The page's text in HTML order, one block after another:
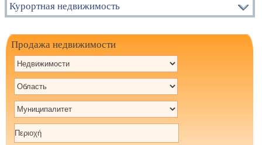
Курортная недвижимость
Продажа недвижимости